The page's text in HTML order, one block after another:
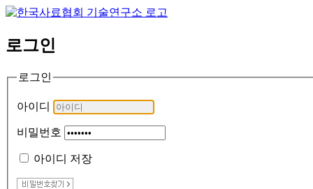
로그인
로그인
아이디
비밀번호
아이디 저장